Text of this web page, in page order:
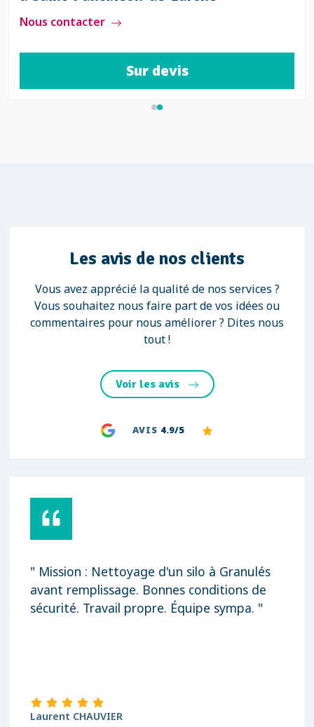
Nous contacter
Sur devis
Les avis de nos clients
Vous avez apprécié la qualité de nos services ?
Vous souhaitez nous faire part de vos idées ou
commentaires pour nous améliorer ? Dites nous
tout !
Voir les avis
AVIS 4.9/5
" Mission : Nettoyage d'un silo à Granulés
avant remplissage. Bonnes conditions de
sécurité. Travail propre. Équipe sympa. "
Laurent CHAUVIER